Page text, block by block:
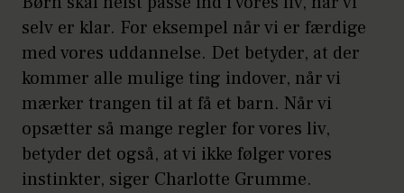
selv er klar. For eksempel når vi er færdige
med vores uddannelse. Det betyder, at der
kommer alle mulige ting indover, når vi
mærker trangen til at få et barn. Når vi
opsætter så mange regler for vores liv,
betyder det også, at vi ikke følger vores
instinkter, siger Charlotte Grumme.